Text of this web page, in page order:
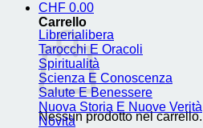
CHF 0.00
Carrello
Nessun prodotto nel carrello.
Librerialibera
Tarocchi E Oracoli
Spiritualità
Scienza E Conoscenza
Salute E Benessere
Nuova Storia E Nuove Verità
Novità